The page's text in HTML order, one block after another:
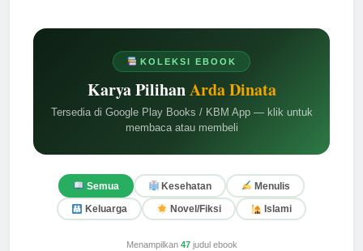
KOLEKSI EBOOK
Karya PilihanArda Dinata
Tersedia di Google Play Books / KBM App — klik untuk
membaca atau membeli
Semua Kesehatan Menulis
Keluarga Novel/Fiksi Islami
Menampilkan 47judul ebook